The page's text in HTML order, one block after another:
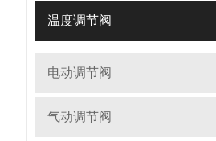
温度调节阀
电动调节阀
气动调节阀